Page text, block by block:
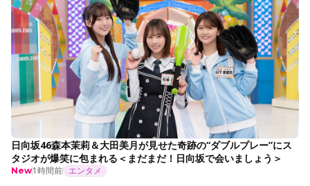
日向坂46森本茉莉＆大田美月が見せた奇跡の“ダブルプレー”にス
タジオが爆笑に包まれる＜まだまだ！日向坂で会いましょう＞
New1時間前 エンタメ